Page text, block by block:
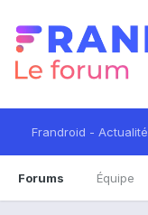
Frandroid - Actualité
Forums Équipe